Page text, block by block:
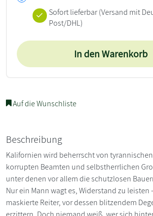
Sofort lieferbar(Versand mit
Post/DHL)
In den Warenkorb
Auf die Wunschliste
Beschreibung
Kalifornien wird beherrscht von
korrupten Beamten und selbstherrlichen
unter denen vor allem die schutzlosen
Nur ein Mann wagt es, Widerstand zu leisten
maskierte Reiter, vor dessen blitzendem